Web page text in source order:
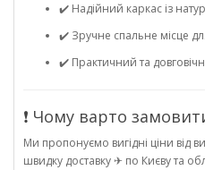
✔️ Надійний каркас із
✔️ Зручне спальне місце
✔️ Практичний та
❗ Чому варто
Ми пропонуємо вигідні ціни від
швидку доставку ✈ по Києву та